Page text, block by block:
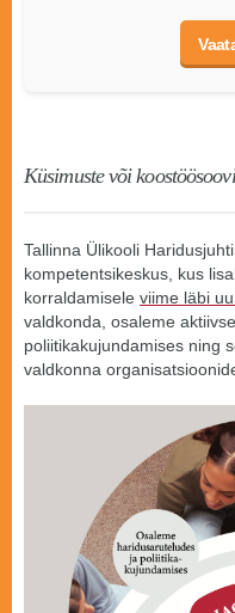
Küsimuste või
Tallinna Ülikooli
kompetentsikeskus, kus
korraldamisele viime läbi
valdkonda, osaleme
poliitikakujundamises ning
valdkonna